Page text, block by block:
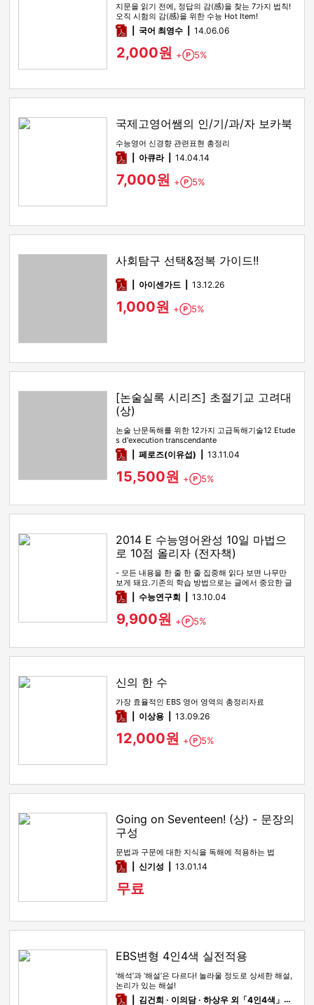
지문을 읽기 전에, 정답의 감(感)을 찾는 7가지 법칙!
오직 시험의 감(感)을 위한 수능 Hot Item!
pdf국어 최영수 14.06.06
2,000원 + Point
5%
국제고영어쌤의 인/기/과/자 보카북
수능영어 신경향 관련표현 총정리
pdf아큐라 14.04.14
7,000원 + Point
5%
사회탐구 선택&정복 가이드!!
pdf아이센가드 13.12.26
1,000원 + Point
5%
[논술실록 시리즈] 초절기교 고려대
(상)
논술 난문독해를 위한 12가지 고급독해기술12 Etude
s d'execution transcendante
pdf페로즈(이유섭) 13.11.04
15,500원 + Point
5%
2014 E 수능영어완성 10일 마법으
로 10점 올리자 (전자책)
- 모든 내용을 한 줄 한 줄 집중해 읽다 보면 나무만
보게 돼요.기존의 학습 방법으로는 글에서 중요한 글
쓴이의 생각과 의견…
pdf수능연구회 13.10.04
9,900원 + Point
5%
신의 한 수
가장 효율적인 EBS 영어 영역의 총정리자료
pdf이상용 13.09.26
12,000원 + Point
5%
Going on Seventeen! (상) - 문장의
구성
문법과 구문에 대한 지식을 독해에 적용하는 법
pdf신기성 13.01.14
무료
EBS변형 4인4색 실전적용
‘해석’과 ‘해설’은 다르다! 놀라울 정도로 상세한 해설,
논리가 있는 해설!
pdf김건희 · 이의담 · 하상우 외「4인4색」팀